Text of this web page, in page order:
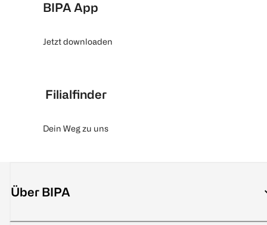
BIPA App
Jetzt downloaden
Filialfinder
Dein Weg zu uns
Über BIPA